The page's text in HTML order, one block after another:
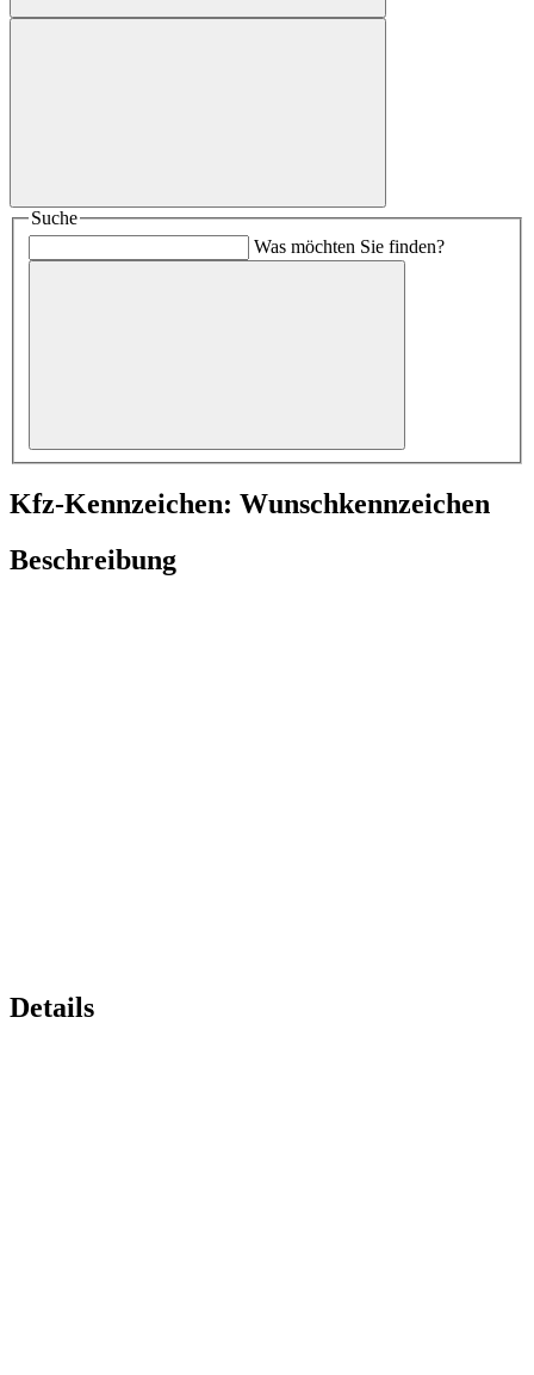
Suche
Was möchten Sie finden?
Kfz-Kennzeichen: Wunschkennzeichen
Beschreibung
Details